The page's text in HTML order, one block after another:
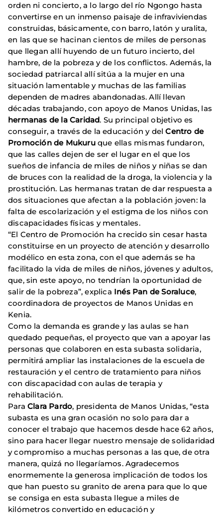
orden ni concierto, a lo largo del río Ngongo hasta
convertirse en un inmenso paisaje de infraviviendas
construidas, básicamente, con barro, latón y uralita,
en las que se hacinan cientos de miles de personas
que llegan allí huyendo de un futuro incierto, del
hambre, de la pobreza y de los conflictos. Además, la
sociedad patriarcal allí sitúa a la mujer en una
situación lamentable y muchas de las familias
dependen de madres abandonadas. Allí llevan
décadas trabajando, con apoyo de Manos Unidas, las
hermanas de la Caridad. Su principal objetivo es
conseguir, a través de la educación y delCentro de
Promoción de Mukuruque ellas mismas fundaron,
que las calles dejen de ser el lugar en el que los
sueños de infancia de miles de niños y niñas se dan
de bruces con la realidad de la droga, la violencia y la
prostitución. Las hermanas tratan de dar respuesta a
dos situaciones que afectan a la población joven: la
falta de escolarización y el estigma de los niños con
discapacidades físicas y mentales.
“El Centro de Promoción ha crecido sin cesar hasta
constituirse en un proyecto de atención y desarrollo
modélico en esta zona, con el que además se ha
facilitado la vida de miles de niños, jóvenes y adultos,
que, sin este apoyo, no tendrían la oportunidad de
salir de la pobreza”, explica Inés Pan de Soraluce,
coordinadora de proyectos de Manos Unidas en
Kenia.
Como la demanda es grande y las aulas se han
quedado pequeñas, el proyecto que van a apoyar las
personas que colaboren en esta subasta solidaria,
permitirá ampliar las instalaciones de la escuela de
restauración y el centro de tratamiento para niños
con discapacidad con aulas de terapia y
rehabilitación.
Para Clara Pardo, presidenta de Manos Unidas, “esta
subasta es una gran ocasión no solo para dar a
conocer el trabajo que hacemos desde hace 62 años,
sino para hacer llegar nuestro mensaje de solidaridad
y compromiso a muchas personas a las que, de otra
manera, quizá no llegaríamos. Agradecemos
enormemente la generosa implicación de todos los
que han puesto su granito de arena para que lo que
se consiga en esta subasta llegue a miles de
kilómetros convertido en educación y